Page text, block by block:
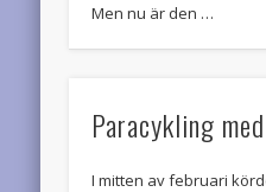
Men nu är den …
Paracykling
I mitten av februari